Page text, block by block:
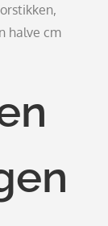
halve cm